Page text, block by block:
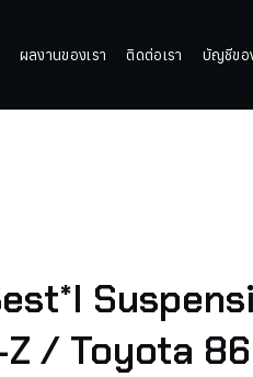
ผลงานของเรา ติดต่อเรา บัญชีขอ
/ Toyota